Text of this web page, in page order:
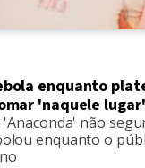
enquanto
'naquele lugar'
não
enquanto o